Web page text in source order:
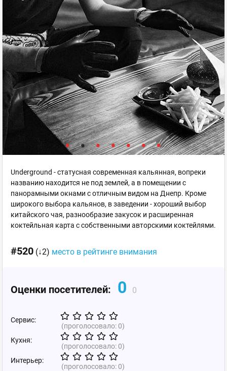
Underground - статусная современная кальянная, вопреки
названию находится не под землей, а в помещении с
панорамными окнами с отличным видом на Днепр. Кроме
широкого выбора кальянов, в заведении - хороший выбор
китайского чая, разнообразие закусок и расширенная
коктейльная карта с собственными авторскими коктейлями.
#520 (↓2) место в рейтинге внимания
Оценки посетителей: 0 0
Сервис:
(проголосовало:0)
Кухня:
(проголосовало:0)
Интерьер:
(проголосовало:0)